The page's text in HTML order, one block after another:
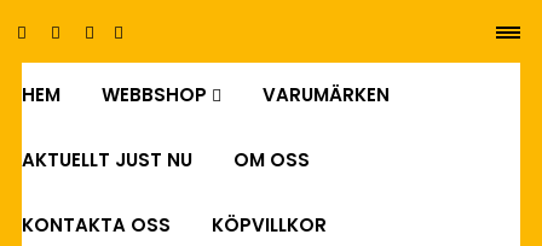
HEM WEBBSHOP VARUMÄRKEN
AKTUELLT JUST NU OM OSS
KONTAKTA OSS KÖPVILLKOR